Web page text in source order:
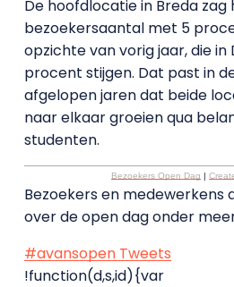
De hoofdlocatie in Breda zag
bezoekersaantal met 5
opzichte van vorig jaar, die in
procent stijgen. Dat past in
afgelopen jaren dat beide
naar elkaar groeien qua
studenten.
Bezoekers Open Dag |
Bezoekers en medewerkens
over de open dag onder
#avansopen Tweets
!function(d,s,id){var